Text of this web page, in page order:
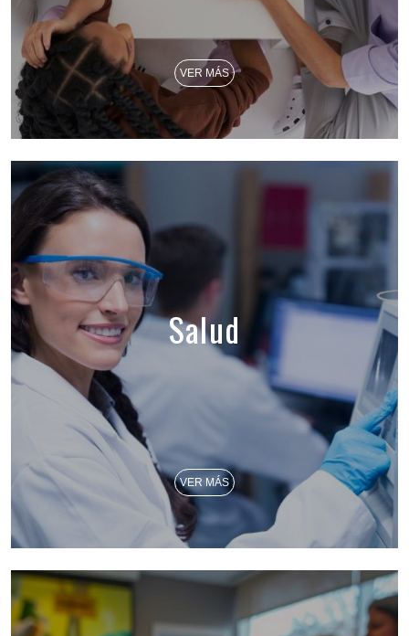
VER MÁS
Salud
VER MÁS